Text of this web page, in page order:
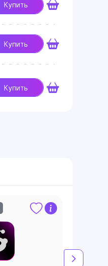
Купить
Купить
Купить